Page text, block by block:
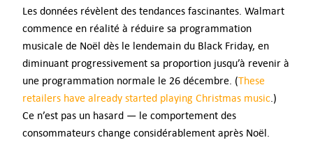
Les données révèlent des tendances fascinantes. Walmart
commence en réalité à réduire sa programmation
musicale de Noël dès le lendemain du Black Friday, en
diminuant progressivement sa proportion jusqu’à revenir à
une programmation normale le 26 décembre. (These
retailers have already started playing Christmas music.)
Ce n’est pas un hasard — le comportement des
consommateurs change considérablement après Noël.